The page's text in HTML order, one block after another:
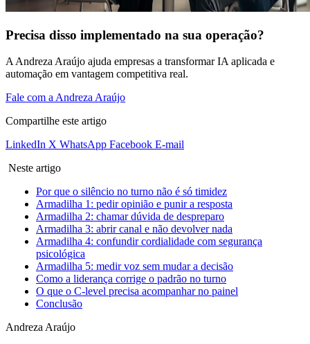
Precisa disso implementado na sua operação?
A Andreza Araújo ajuda empresas a transformar IA aplicada e
automação em vantagem competitiva real.
Fale com a Andreza Araújo
Compartilhe este artigo
LinkedIn X WhatsApp Facebook E-mail
Neste artigo
Por que o silêncio no turno não é só timidez
Armadilha 1: pedir opinião e punir a resposta
Armadilha 2: chamar dúvida de despreparo
Armadilha 3: abrir canal e não devolver nada
Armadilha 4: confundir cordialidade com segurança
psicológica
Armadilha 5: medir voz sem mudar a decisão
Como a liderança corrige o padrão no turno
O que o C-level precisa acompanhar no painel
Conclusão
Andreza Araújo